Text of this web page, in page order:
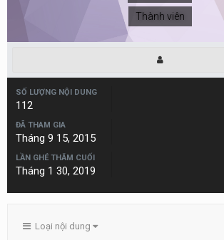
Thành viên
SỐ LƯỢNG NỘI DUNG
112
ĐÃ THAM GIA
Tháng 9 15, 2015
LẦN GHÉ THĂM CUỐI
Tháng 1 30, 2019
Loại nội dung